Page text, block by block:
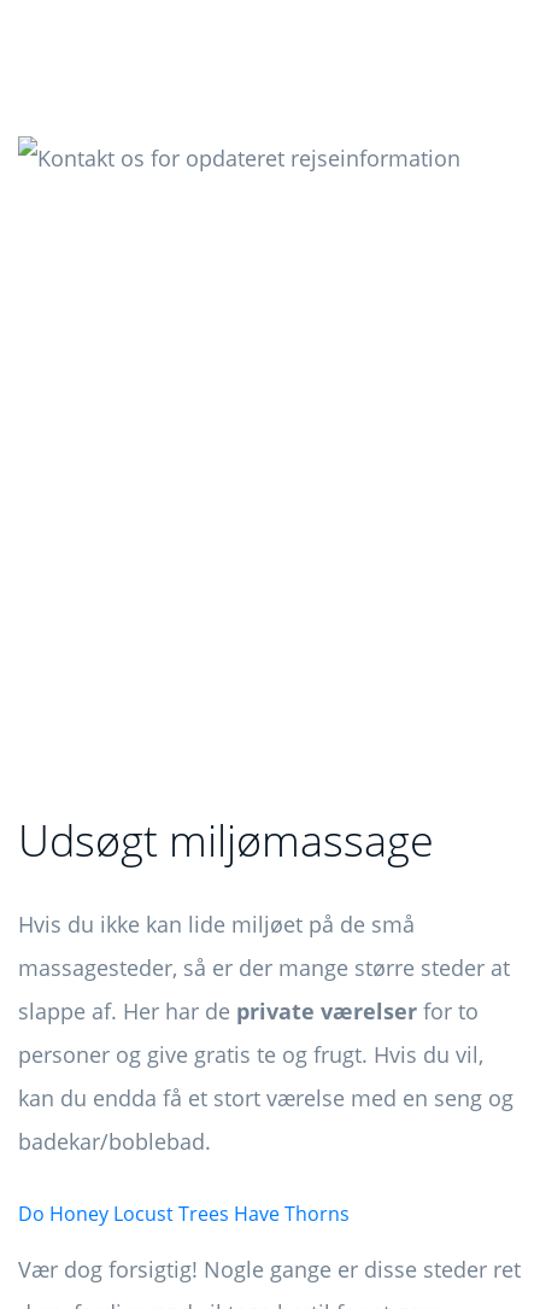
Udsøgt miljømassage
Hvis du ikke kan lide miljøet på de små
massagesteder, så er der mange større steder at
slappe af. Her har de private værelser for to
personer og give gratis te og frugt. Hvis du vil,
kan du endda få et stort værelse med en seng og
badekar/boblebad.
Do Honey Locust Trees Have Thorns
Vær dog forsigtig! Nogle gange er disse steder ret